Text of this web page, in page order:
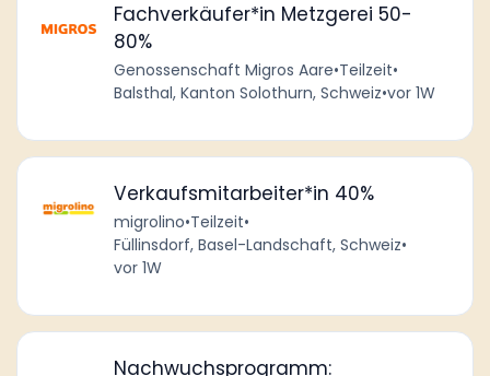
Fachverkäufer*in Metzgerei 50-
80%
Genossenschaft Migros Aare•Teilzeit•
Balsthal, Kanton Solothurn, Schweiz•vor 1W
Verkaufsmitarbeiter*in 40%
migrolino•Teilzeit•
Füllinsdorf, Basel-Landschaft, Schweiz•
vor 1W
Nachwuchsprogramm: